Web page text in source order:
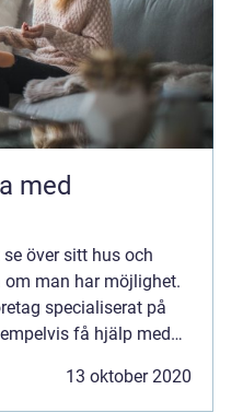
med
över sitt hus och
man har möjlighet.
specialiserat på
få hjälp med
13 oktober 2020